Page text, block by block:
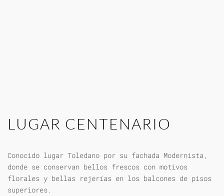
LUGAR CENTENARIO
Conocido lugar Toledano por su fachada Modernista,
donde se conservan bellos frescos con motivos
florales y bellas rejerías en los balcones de pisos
superiores.